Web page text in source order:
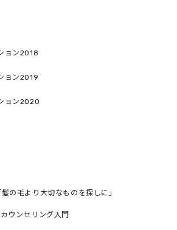
ョン2018
ョン2019
ョン2020
の毛より大切なものを探しに」
ウンセリング入門